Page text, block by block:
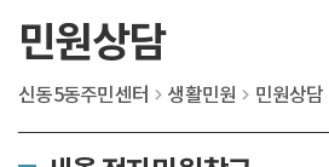
민원상담
신동5동주민센터 생활민원 민원상담